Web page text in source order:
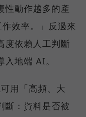
性動作越多的產
效率。」反過來
度依賴人工判斷
地端 AI。
用「高頻、大
斷：資料是否被